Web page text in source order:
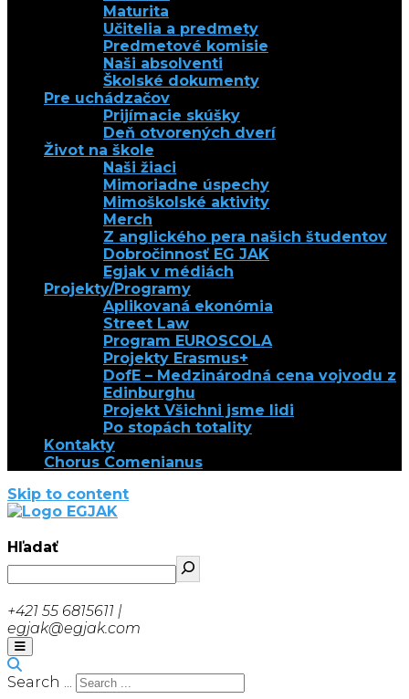
Maturita
Učitelia a predmety
Predmetové komisie
Naši absolventi
Školské dokumenty
Pre uchádzačov
Prijímacie skúšky
Deň otvorených dverí
Život na škole
Naši žiaci
Mimoriadne úspechy
Mimoškolské aktivity
Merch
Z anglického pera našich študentov
Dobročinnosť EG JAK
Egjak v médiách
Projekty/Programy
Aplikovaná ekonómia
Street Law
Program EUROSCOLA
Projekty Erasmus+
DofE – Medzinárodná cena vojvodu z
Edinburghu
Projekt Všichni jsme lidi
Po stopách totality
Kontakty
Chorus Comenianus
Skip to content
EGJAK
Hľadať
+421 55 6815611 |
egjak@egjak.com
Search ...